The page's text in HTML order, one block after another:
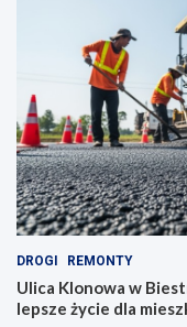
DROGI REMONTY
Ulica Klonowa w
lepsze życie dla